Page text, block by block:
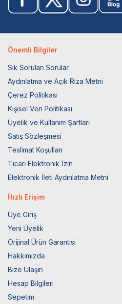
Önemli Bilgiler
Sık Sorulan Sorular
Aydınlatma ve Açık Rıza Metni
Çerez Politikası
Kişisel Veri Politikası
Üyelik ve Kullanım Şartları
Satış Sözleşmesi
Teslimat Koşulları
Ticari Elektronik İzin
Elektronik İleti Aydınlatma Metni
Hızlı Erişim
Üye Giriş
Yeni Üyelik
Orijinal Ürün Garantisi
Hakkımızda
Bize Ulaşın
Hesap Bilgileri
Sepetim